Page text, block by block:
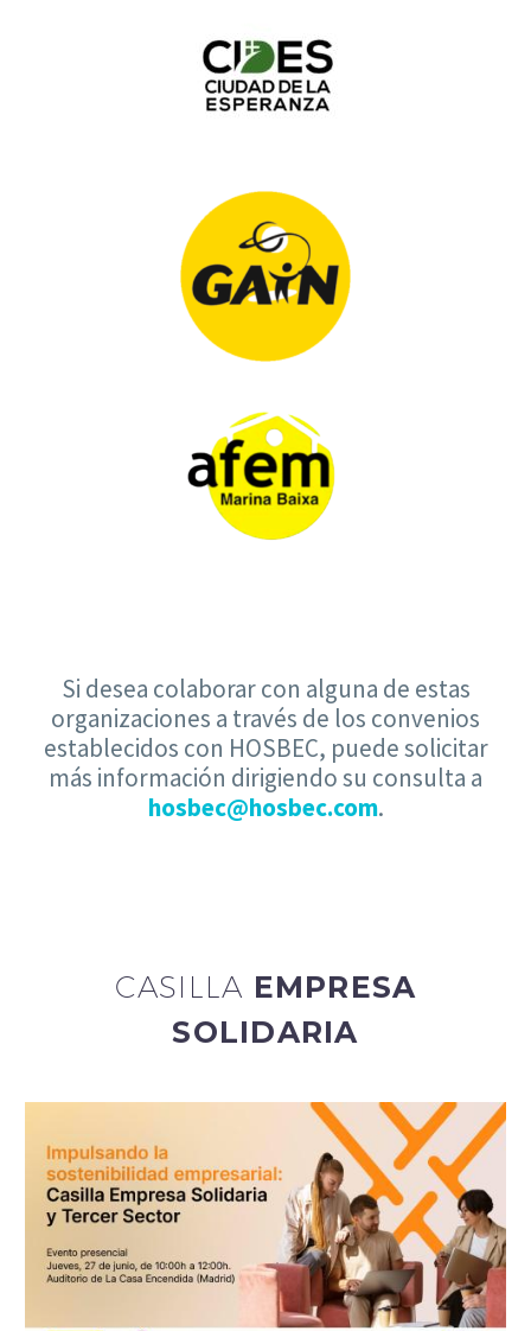
Si desea colaborar con alguna de estas
organizaciones a través de los convenios
establecidos con HOSBEC, puede solicitar
más información dirigiendo su consulta a
hosbec@hosbec.com.
CASILLA EMPRESA
SOLIDARIA